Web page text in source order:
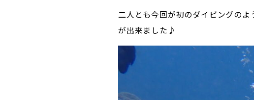
二人とも今回が初のダイビングの
が出来ました♪